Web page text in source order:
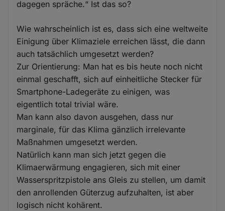
dagegen spräche.“ Ist das so?
Wie wahrscheinlich ist es, dass sich eine weltweite
Einigung über Klimaziele erreichen lässt, die dann
auch tatsächlich umgesetzt werden?
Zur Orientierung: Man hat es bis heute noch nicht
einmal geschafft, sich auf einheitliche Stecker für
Smartphone-Ladegeräte zu einigen, was
eigentlich total trivial wäre.
Man kann also davon ausgehen, dass nur
marginale, für das Klima gänzlich irrelevante
Maßnahmen umgesetzt werden.
Natürlich kann man sich jetzt gegen die
Klimaerwärmung engagieren, sich mit einer
Wasserspritzpistole ans Gleis zu stellen, um damit
den anrollenden Güterzug aufzuhalten, ist aber
logisch nicht kohärent.